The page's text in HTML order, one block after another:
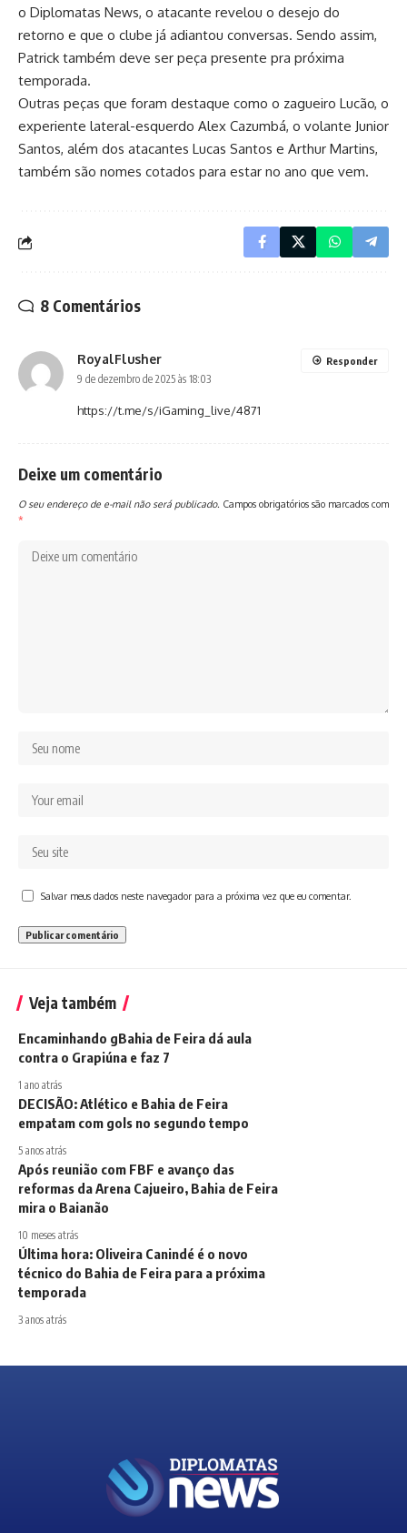
o Diplomatas News, o atacante revelou o desejo do
retorno e que o clube já adiantou conversas. Sendo assim,
Patrick também deve ser peça presente pra próxima
temporada.
Outras peças que foram destaque como o zagueiro Lucão, o
experiente lateral-esquerdo Alex Cazumbá, o volante Junior
Santos, além dos atacantes Lucas Santos e Arthur Martins,
também são nomes cotados para estar no ano que vem.
8 Comentários
RoyalFlusher
9 de dezembro de 2025 às 18:03
https://t.me/s/iGaming_live/4871
Responder
Deixe um comentário
O seu endereço de e-mail não será publicado. Campos obrigatórios são marcados com
*
Salvar meus dados neste navegador para a próxima vez que eu comentar.
Veja também
Encaminhando gBahia de Feira dá aula
contra o Grapiúna e faz 7
1 ano atrás
DECISÃO: Atlético e Bahia de Feira
empatam com gols no segundo tempo
5 anos atrás
Após reunião com FBF e avanço das
reformas da Arena Cajueiro, Bahia de Feira
mira o Baianão
10 meses atrás
Última hora: Oliveira Canindé é o novo
técnico do Bahia de Feira para a próxima
temporada
3 anos atrás